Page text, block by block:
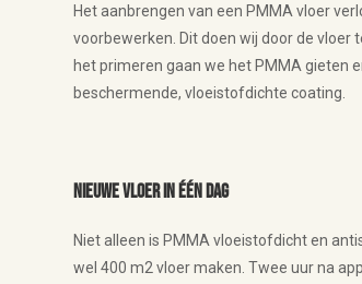
Het aanbrengen van een PMMA vloer
voorbewerken. Dit doen wij door de vloer
het primeren gaan we het PMMA gieten
beschermende, vloeistofdichte coating.
Nieuwe vloer in één dag
Niet alleen is PMMA vloeistofdicht en
wel 400 m2 vloer maken. Twee uur na